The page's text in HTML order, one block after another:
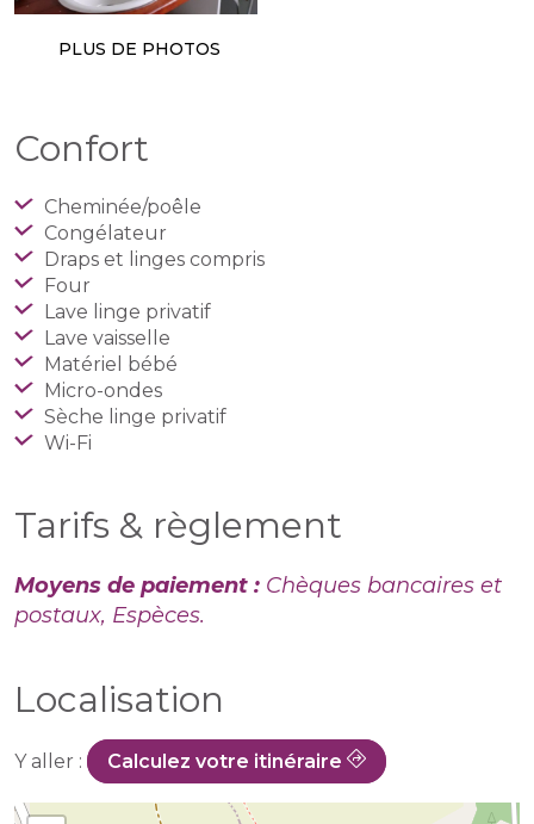
PLUS DE PHOTOS
Confort
Cheminée/poêle
Congélateur
Draps et linges compris
Four
Lave linge privatif
Lave vaisselle
Matériel bébé
Micro-ondes
Sèche linge privatif
Wi-Fi
Tarifs & règlement
Moyens de paiement : Chèques bancaires et
postaux, Espèces.
Localisation
Y aller : Calculez votre itinéraire